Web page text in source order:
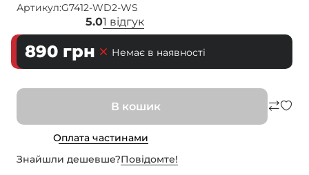
Артикул:G7412-WD2-WS
5.01 відгук
890 грн Немає в наявності
В кошик
Оплата частинами
Знайшли дешевше?Повiдомте!